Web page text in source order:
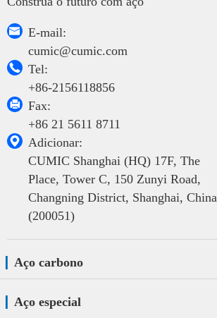

E-mail:
cumic@cumic.com

Tel:
+86-2156118856

Fax:
+86 21 5611 8711

Adicionar:
CUMIC Shanghai (HQ) 17F, The
Place, Tower C, 150 Zunyi Road,
Changning District, Shanghai, China
(200051)
Aço carbono
Aço especial